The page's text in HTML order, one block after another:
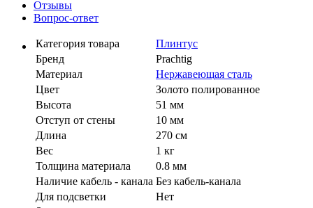
Отзывы
Вопрос-ответ
Категория товара
Плинтус
Бренд
Prachtig
Материал
Нержавеющая сталь
Цвет
Золото полированное
Высота
51 мм
Отступ от стены
10 мм
Длина
270 см
Вес
1 кг
Толщина материала
0.8 мм
Наличие кабель - канала Без кабель-канала
Для подсветки
Нет